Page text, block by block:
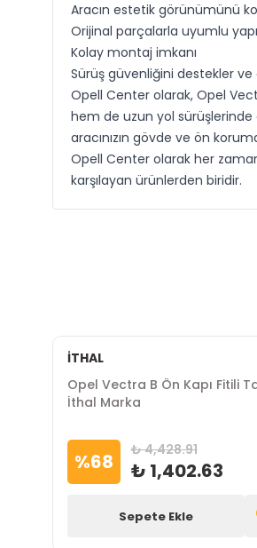
Aracın estetik görünümünü
Orijinal parçalarla uyumlu yapı
Kolay montaj imkanı
Sürüş güvenliğini destekler ve
Opell Center olarak, Opel
hem de uzun yol sürüşlerinde
aracınızın gövde ve ön
Opell Center olarak her
karşılayan ürünlerden biridir.
İTHAL
Opel Vectra B Ön Kapı Fitili
İthal Marka
%68 ₺ 4,428.91
₺ 1,402.63
Sepete Ekle